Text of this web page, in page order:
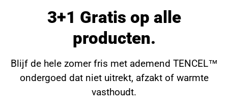
3+1 Gratis op alle
producten.
Blijf de hele zomer fris met ademend TENCEL™
ondergoed dat niet uitrekt, afzakt of warmte
vasthoudt.